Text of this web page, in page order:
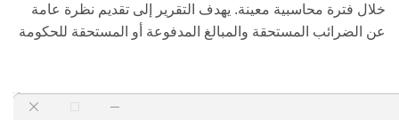
خلال فترة محاسبية معينة. يهدف التقرير إلى تقديم نظرة عامة
عن الضرائب المستحقة والمبالغ المدفوعة أو المستحقة للحكومة